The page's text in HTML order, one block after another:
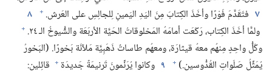
٧ فتَقَدَّمَ فَوْرًا وأخَذَ الكِتابَ مِنَ اليَدِ اليَمينِ لِلجالِسِ على العَرش.‏ +
٨
ولمَّا أخَذَ الكِتاب،‏ رَكَعَت أمامَهُ المَخلوقاتُ الحَيَّة الأربَعَة والشُّيوخُ الـ‍ ٢٤.‏
+
وكُلُّ واحِدٍ مِنهُم معهُ قيثارَة،‏ ومعهُم طاساتٌ ذَهَبِيَّة مَلآنَة بَخورًا.‏ (‏البَخورُ
يُمَثِّلُ صَلَواتِ القُدُّوسين.‏)‏ + ٩ وكانوا يُرَنِّمونَ تَرنيمَةً جَديدَة + قائِلين:‏